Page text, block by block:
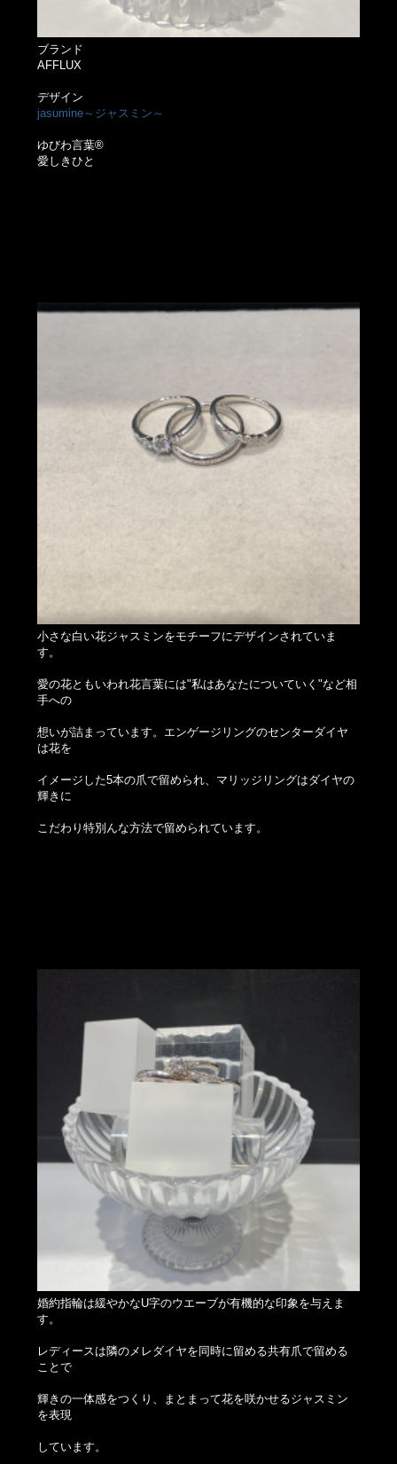
ブランド
AFFLUX
デザイン
jasumine～ジャスミン～
ゆびわ言葉®
愛しきひと
小さな白い花ジャスミンをモチーフにデザインされていま
す。
愛の花ともいわれ花言葉には"私はあなたについていく"など相
手への
想いが詰まっています。エンゲージリングのセンターダイヤ
は花を
イメージした5本の爪で留められ、マリッジリングはダイヤの
輝きに
こだわり特別んな方法で留められています。
婚約指輪は緩やかなU字のウエーブが有機的な印象を与えま
す。
レディースは隣のメレダイヤを同時に留める共有爪で留める
ことで
輝きの一体感をつくり、まとまって花を咲かせるジャスミン
を表現
しています。